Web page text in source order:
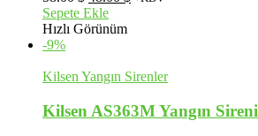
fiyat:
58.00 $.
Sepete Ekle
Hızlı Görünüm
-9%
Kilsen Yangın Sirenler
Kilsen AS363M Yangın Sireni